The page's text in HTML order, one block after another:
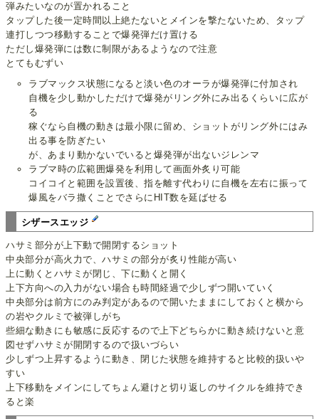
弾みたいなのが置かれること
タップした後一定時間以上絶たないとメインを撃たないため、タップ
連打しつつ移動することで爆発弾だけ置ける
ただし爆発弾には数に制限があるようなので注意
とてもむずい
ラブマックス状態になると淡い色のオーラが爆発弾に付加され
自機を少し動かしただけで爆発がリング外にみ出るくらいに広が
る
稼ぐなら自機の動きは最小限に留め、ショットがリング外にはみ
出る事を防ぎたい
が、あまり動かないでいると爆発弾が出ないジレンマ
ラブマ時の広範囲爆発を利用して画面外炙り可能
コイコイと範囲を設置後、指を離す代わりに自機を左右に振って
爆風をバラ撒くことでさらにHIT数を延ばせる
シザースエッジ
ハサミ部分が上下動で開閉するショット
中央部分が高火力で、ハサミの部分が炙り性能が高い
上に動くとハサミが閉じ、下に動くと開く
上下方向への入力がない場合も時間経過で少しずつ開いていく
中央部分は前方にのみ判定があるので開いたままにしておくと横から
の岩やクルミで被弾しがち
些細な動きにも敏感に反応するので上下どちらかに動き続けないと意
図せずハサミが開閉するので扱いづらい
少しずつ上昇するように動き、閉じた状態を維持すると比較的扱いや
すい
上下移動をメインにしてちょん避けと切り返しのサイクルを維持でき
ると楽